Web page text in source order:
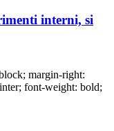
interni, si
margin-right:
font-weight: bold;